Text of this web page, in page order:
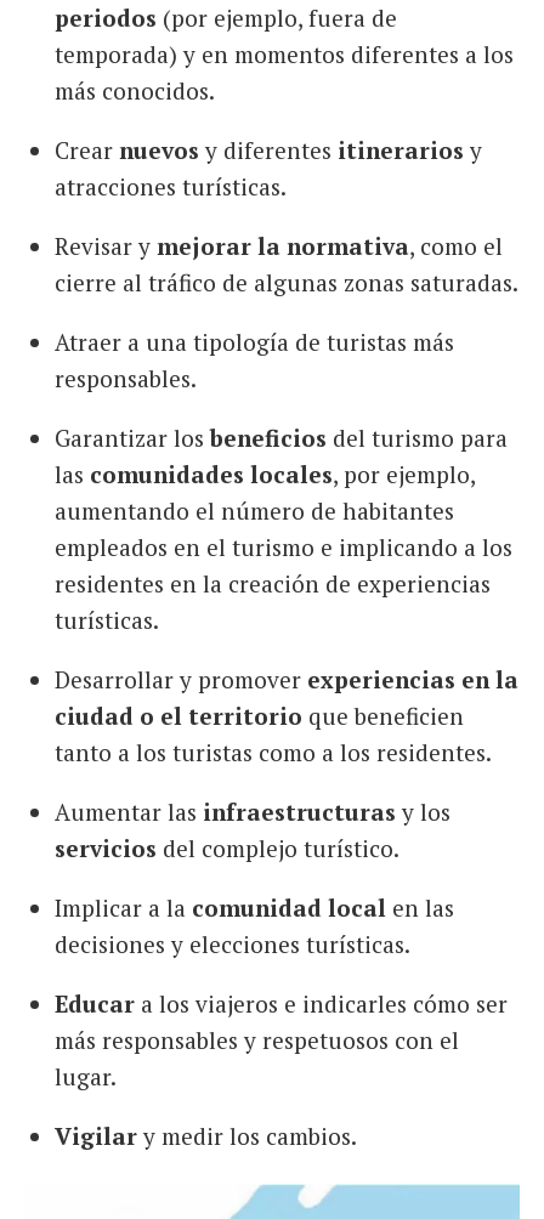
periodos (por ejemplo, fuera de
temporada) y en momentos diferentes a los
más conocidos.
Crear nuevos y diferentes itinerarios y
atracciones turísticas.
Revisar y mejorar la normativa, como el
cierre al tráfico de algunas zonas saturadas.
Atraer a una tipología de turistas más
responsables.
Garantizar los beneficios del turismo para
las comunidades locales, por ejemplo,
aumentando el número de habitantes
empleados en el turismo e implicando a los
residentes en la creación de experiencias
turísticas.
Desarrollar y promover experiencias en la
ciudad o el territorio que beneficien
tanto a los turistas como a los residentes.
Aumentar las infraestructuras y los
servicios del complejo turístico.
Implicar a la comunidad local en las
decisiones y elecciones turísticas.
Educar a los viajeros e indicarles cómo ser
más responsables y respetuosos con el
lugar.
Vigilary medir los cambios.